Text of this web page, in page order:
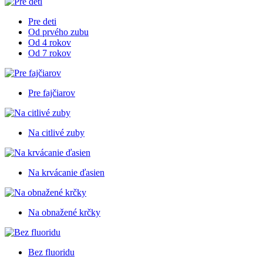
Pre deti
Od prvého zubu
Od 4 rokov
Od 7 rokov
Pre fajčiarov
Na citlivé zuby
Na krvácanie ďasien
Na obnažené krčky
Bez fluoridu